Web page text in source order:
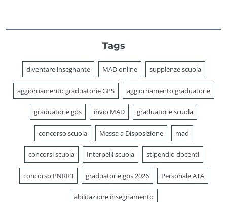
Tags
diventare insegnante MAD online supplenze scuola
aggiornamento graduatorie GPS aggiornamento graduatorie
graduatorie gps invio MAD graduatorie scuola
concorso scuola Messa a Disposizione mad
concorsi scuola Interpelli scuola stipendio docenti
concorso PNRR3 graduatorie gps 2026 Personale ATA
abilitazione insegnamento